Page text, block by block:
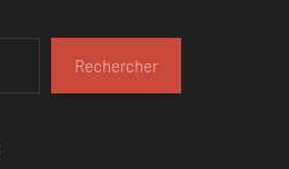
Rechercher